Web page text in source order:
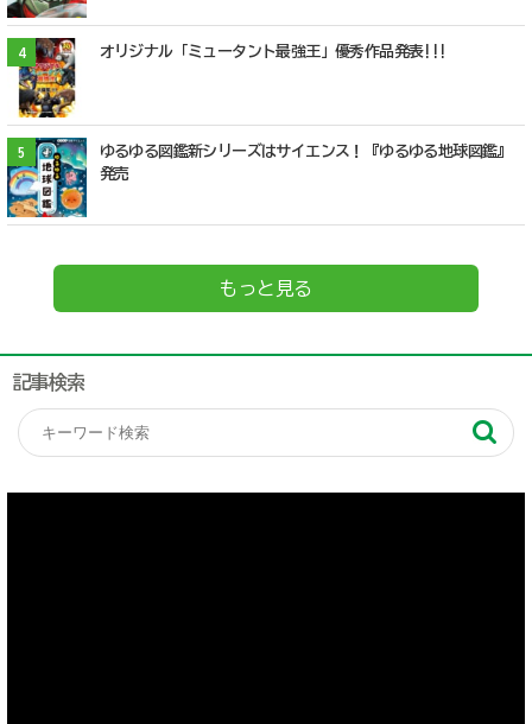
4 オリジナル「ミュータント最強王」優秀作品発表!!!
5
ゆるゆる図鑑新シリーズはサイエンス！『ゆるゆる地球図鑑』
発売
もっと見る
記事検索